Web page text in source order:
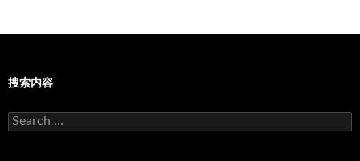
搜索内容
Search
for: